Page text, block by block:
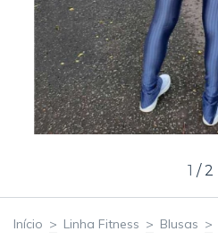
1 / 2
Início > Linha Fitness > Blusas >